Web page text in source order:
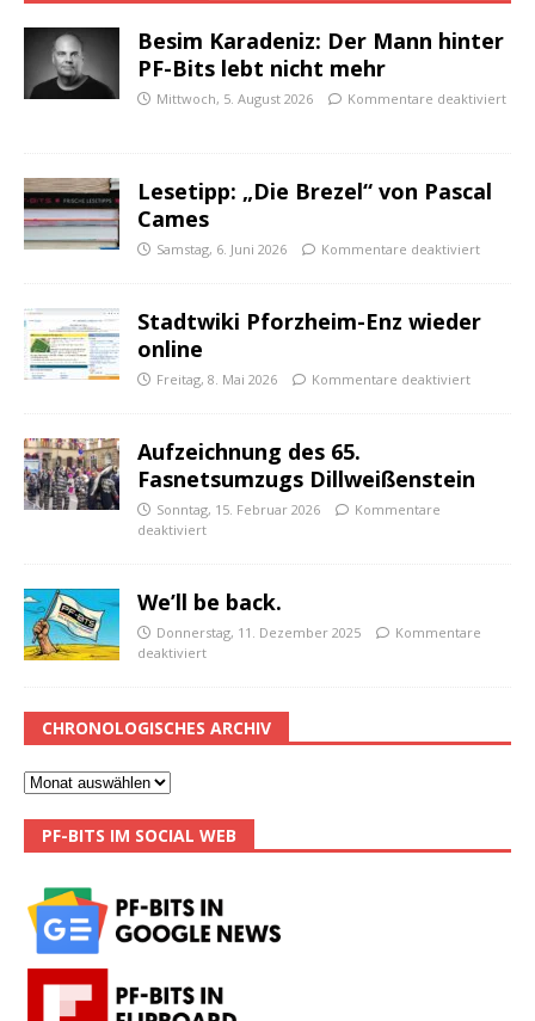
Besim Karadeniz: Der Mann hinter
PF-Bits lebt nicht mehr
Mittwoch, 5. August 2026 Kommentare deaktiviert
Lesetipp: „Die Brezel“ von Pascal
Cames
Samstag, 6. Juni 2026 Kommentare deaktiviert
Stadtwiki Pforzheim-Enz wieder
online
Freitag, 8. Mai 2026 Kommentare deaktiviert
Aufzeichnung des 65.
Fasnetsumzugs Dillweißenstein
Sonntag, 15. Februar 2026
Kommentare
deaktiviert
We’ll be back.
Donnerstag, 11. Dezember 2025
Kommentare
deaktiviert
CHRONOLOGISCHES ARCHIV
PF-BITS IM SOCIAL WEB